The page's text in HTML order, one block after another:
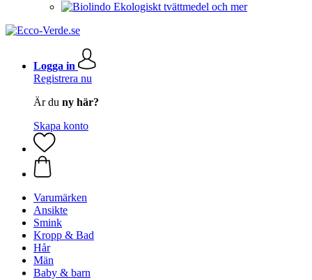
Ekologiskt tvättmedel och mer
Logga in
Registrera nu
Är du ny här?
Skapa konto
Varumärken
Ansikte
Smink
Kropp & Bad
Hår
Män
Baby & barn